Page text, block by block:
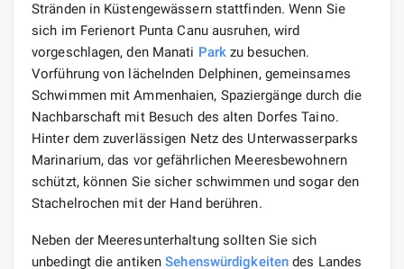
Stränden in Küstengewässern stattfinden. Wenn Sie
sich im Ferienort Punta Canu ausruhen, wird
vorgeschlagen, den Manati Park zu besuchen.
Vorführung von lächelnden Delphinen, gemeinsames
Schwimmen mit Ammenhaien, Spaziergänge durch die
Nachbarschaft mit Besuch des alten Dorfes Taino.
Hinter dem zuverlässigen Netz des Unterwasserparks
Marinarium, das vor gefährlichen Meeresbewohnern
schützt, können Sie sicher schwimmen und sogar den
Stachelrochen mit der Hand berühren.
Neben der Meeresunterhaltung sollten Sie sich
unbedingt die antikenSehenswürdigkeiten des Landes